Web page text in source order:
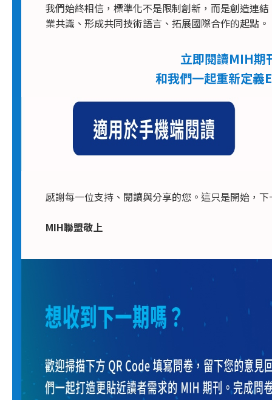
我們始終相信，標準化不是限制創新，而是創造連
業共識、形成共同技術語言、拓展國際合作的起點。
立即閱讀MIH期
和我們一起重新定義
感謝每一位支持、閱讀與分享的您。這只是開始，
MIH聯盟敬上